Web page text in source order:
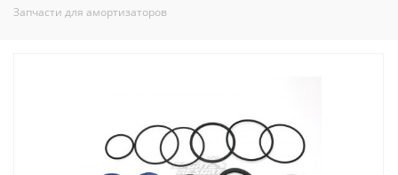
Запчасти для амортизаторов